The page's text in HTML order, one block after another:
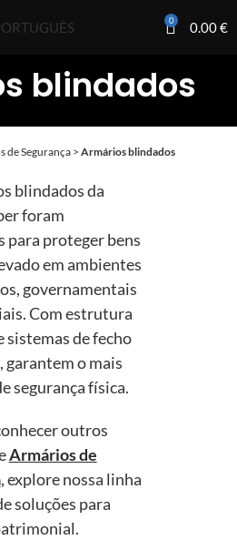
0 0.00€
blindados
de Segurança > Armários blindados
blindados da
foram
para proteger bens
em ambientes
governamentais
Com estrutura
sistemas de fecho
garantem o mais
segurança física.
outros
Armários de
, explore nossa linha
soluções para